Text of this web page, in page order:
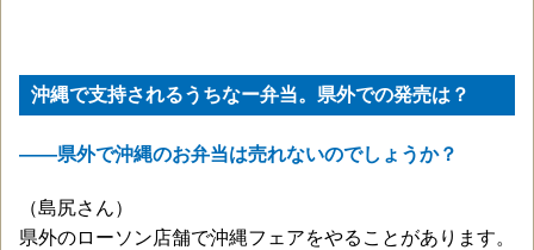
沖縄で支持されるうちなー弁当。県外での発売は？
——県外で沖縄のお弁当は売れないのでしょうか？
（島尻さん）
県外のローソン店舗で沖縄フェアをやることがあります。